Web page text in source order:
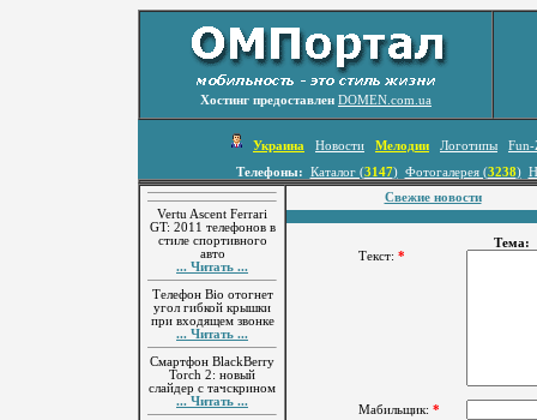
Хостинг предоставлен DOMEN.com.ua
Украина Новости Мелодии Логотипы
Fun-
Телефоны:
Каталог (3147) Фотогалерея (3238)
Vertu Ascent Ferrari
GT: 2011 телефонов в
стиле спортивного
авто
... Читать ...
Телефон Bio отогнет
угол гибкой крышки
при входящем звонке
... Читать ...
Смартфон BlackBerry
Torch 2: новый
слайдер с тачскрином
... Читать ...
Свежие новости
Текст: *
Мабильщик: *